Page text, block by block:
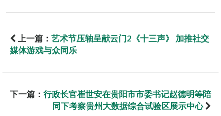
上一篇： 艺术节压轴呈献云门2《十三声》 加推社交
媒体游戏与众同乐
下一篇： 行政长官崔世安在贵阳市市委书记赵德明等陪
同下考察贵州大数据综合试验区展示中心